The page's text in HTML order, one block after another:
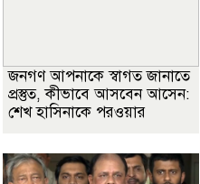
জনগণ আপনাকে স্বাগত জানাতে
প্রস্তুত, কীভাবে আসবেন আসেন:
শেখ হাসিনাকে পরওয়ার